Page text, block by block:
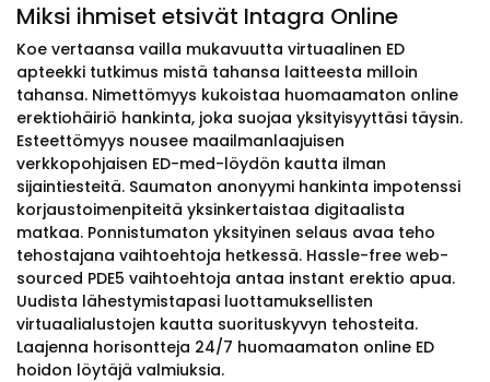
Miksi ihmiset etsivät Intagra Online
Koe vertaansa vailla mukavuutta virtuaalinen ED
apteekki tutkimus mistä tahansa laitteesta milloin
tahansa. Nimettömyys kukoistaa huomaamaton online
erektiohäiriö hankinta, joka suojaa yksityisyyttäsi täysin.
Esteettömyys nousee maailmanlaajuisen
verkkopohjaisen ED-med-löydön kautta ilman
sijaintiesteitä. Saumaton anonyymi hankinta impotenssi
korjaustoimenpiteitä yksinkertaistaa digitaalista
matkaa. Ponnistumaton yksityinen selaus avaa teho
tehostajana vaihtoehtoja hetkessä. Hassle-free web-
sourced PDE5 vaihtoehtoja antaa instant erektio apua.
Uudista lähestymistapasi luottamuksellisten
virtuaalialustojen kautta suorituskyvyn tehosteita.
Laajenna horisontteja 24/7 huomaamaton online ED
hoidon löytäjä valmiuksia.